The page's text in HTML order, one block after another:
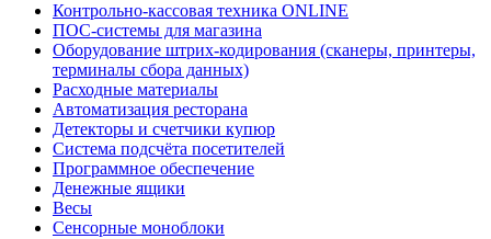
Контрольно-кассовая техника ONLINE
ПОС-системы для магазина
Оборудование штрих-кодирования (сканеры, принтеры,
терминалы сбора данных)
Расходные материалы
Автоматизация ресторана
Детекторы и счетчики купюр
Система подсчёта посетителей
Программное обеспечение
Денежные ящики
Весы
Сенсорные моноблоки